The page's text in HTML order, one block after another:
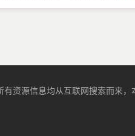
有资源信息均从互联网搜索而来